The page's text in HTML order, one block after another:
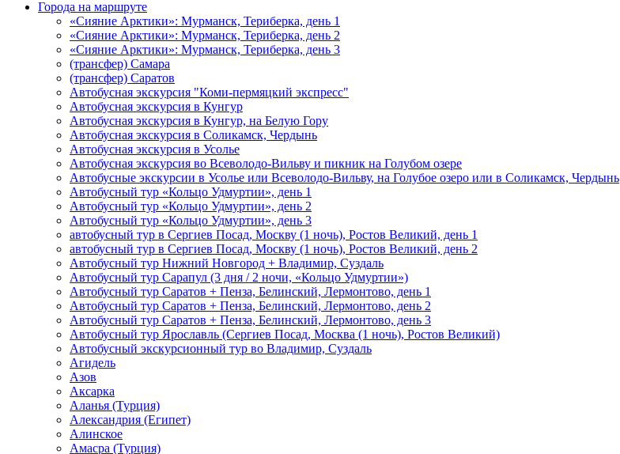
Города на маршруте
«Сияние Арктики»: Мурманск, Териберка, день 1
«Сияние Арктики»: Мурманск, Териберка, день 2
«Сияние Арктики»: Мурманск, Териберка, день 3
(трансфер) Самара
(трансфер) Саратов
Автобусная экскурсия "Коми-пермяцкий экспресс"
Автобусная экскурсия в Кунгур
Автобусная экскурсия в Кунгур, на Белую Гору
Автобусная экскурсия в Соликамск, Чердынь
Автобусная экскурсия в Усолье
Автобусная экскурсия во Всеволодо-Вильву и пикник на Голубом озере
Автобусные экскурсии в Усолье или Всеволодо-Вильву, на Голубое озеро или в Соликамск, Чердынь
Автобусный тур «Кольцо Удмуртии», день 1
Автобусный тур «Кольцо Удмуртии», день 2
Автобусный тур «Кольцо Удмуртии», день 3
автобусный тур в Сергиев Посад, Москву (1 ночь), Ростов Великий, день 1
автобусный тур в Сергиев Посад, Москву (1 ночь), Ростов Великий, день 2
Автобусный тур Нижний Новгород + Владимир, Суздаль
Автобусный тур Сарапул (3 дня / 2 ночи, «Кольцо Удмуртии»)
Автобусный тур Саратов + Пенза, Белинский, Лермонтово, день 1
Автобусный тур Саратов + Пенза, Белинский, Лермонтово, день 2
Автобусный тур Саратов + Пенза, Белинский, Лермонтово, день 3
Автобусный тур Ярославль (Сергиев Посад, Москва (1 ночь), Ростов Великий)
Автобусный экскурсионный тур во Владимир, Суздаль
Агидель
Азов
Аксарка
Аланья (Турция)
Александрия (Египет)
Алинское
Амасра (Турция)